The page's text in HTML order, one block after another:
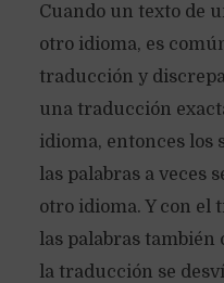
Cuando un texto de
otro idioma, es
traducción y
una traducción
idioma, entonces los
las palabras a veces
otro idioma. Y con el
las palabras también
la traducción se